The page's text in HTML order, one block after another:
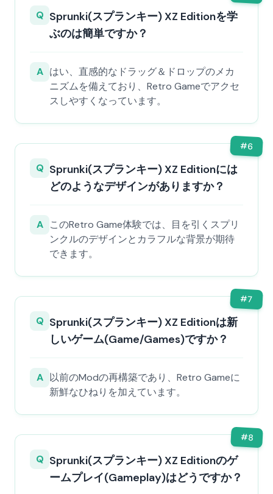
Q Sprunki(スプランキー) XZ Editionを学
ぶのは簡単ですか？
A はい、直感的なドラッグ＆ドロップのメカ
ニズムを備えており、Retro Gameでアクセ
スしやすくなっています。
#6
Q Sprunki(スプランキー) XZ Editionには
どのようなデザインがありますか？
A このRetro Game体験では、目を引くスプリ
ンクルのデザインとカラフルな背景が期待
できます。
#7
Q Sprunki(スプランキー) XZ Editionは新
しいゲーム(Game/Games)ですか？
A 以前のModの再構築であり、Retro Gameに
新鮮なひねりを加えています。
#8
Q Sprunki(スプランキー) XZ Editionのゲ
ームプレイ(Gameplay)はどうですか？